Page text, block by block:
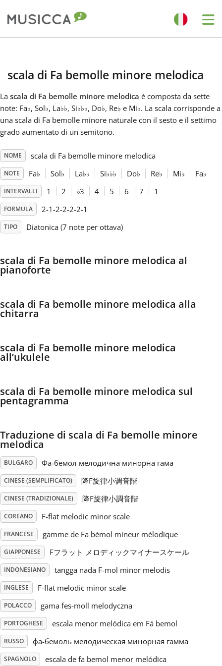
Dansk
English
Español
한국어
हिन्दी
Polski
Português
Русский
Svenska
Tiếng Việt
Türkçe
Українська
简体中文
繁體中文
scala di Fa bemolle minore melodica
La scala di Fa bemolle minore melodica è composta da sette
note: Fa♭, Sol♭, La♭♭, Si♭♭♭, Do♭, Re♭ e Mi♭. La scala corrisponde a
una scala di Fa bemolle minore naturale con il sesto e il settimo
grado aumentato di un semitono.
NOME scala di Fa bemolle minore melodica
NOTE Fa♭ Sol♭ La♭♭ Si♭♭♭ Do♭ Re♭ Mi♭ Fa♭
INTERVALLI 1 2 ♭3 4 5 6 7 1
FORMULA 2-1-2-2-2-2-1
TIPO Diatonica (7 note per ottava)
scala di Fa bemolle minore melodica al
pianoforte
scala di Fa bemolle minore melodica alla
chitarra
scala di Fa bemolle minore melodica
all’ukulele
scala di Fa bemolle minore melodica sul
pentagramma
Traduzione di scala di Fa bemolle minore
melodica
BULGARO Фа-бемол мелодична минорна гама
CINESE (SEMPLIFICATO) 降F旋律小调音階
CINESE (TRADIZIONALE) 降F旋律小調音階
COREANO F-flat melodic minor scale
FRANCESE gamme de Fa bémol mineur mélodique
GIAPPONESE Fフラット メロディックマイナースケール
INDONESIANO tangga nada F-mol minor melodis
INGLESE F-flat melodic minor scale
POLACCO gama fes-moll melodyczna
PORTOGHESE escala menor melódica em Fá bemol
RUSSO фа-бемоль мелодическая минорная гамма
SPAGNOLO escala de fa bemol menor melódica